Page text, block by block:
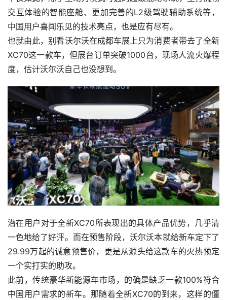
交互体验的智能座舱、更加完善的L2级驾驶辅助系统等，
中国用户喜闻乐见的技术亮点，也是应有尽有。
也就由此，别看沃尔沃在成都车展上只为消费者带去了全新
XC70这一款车，但展台订单突破1000台，现场人流火爆程
度，估计沃尔沃自己也没想到。
潜在用户对于全新XC70所表现出的具体产品优势，几乎清
一色地给了好评。而在预售阶段，沃尔沃本就给新车定下了
29.99万起的诚意预售价，更是从源头给这款车的火热预定
一个实打实的助攻。
此前，传统豪华新能源车市场，的确是缺乏一款100%符合
中国用户需求的新车。那随着全新XC70的到来，这样的僵